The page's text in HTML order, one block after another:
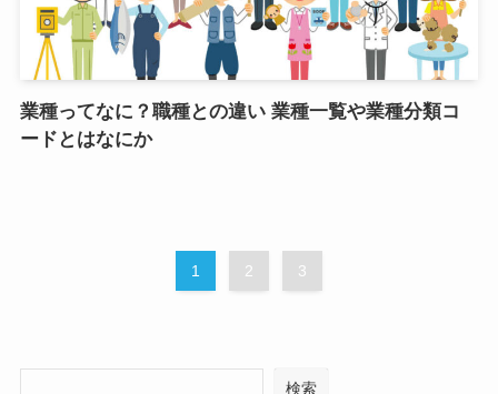
業種ってなに？職種との違い 業種一覧や業種分類コ
ードとはなにか
1 2 3
検索